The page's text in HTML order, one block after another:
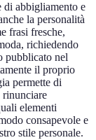
di abbigliamento e
la personalità
frasi fresche,
richiedendo
pubblicato nel
il proprio
permette di
rinunciare
elementi
consapevole e
stile personale.